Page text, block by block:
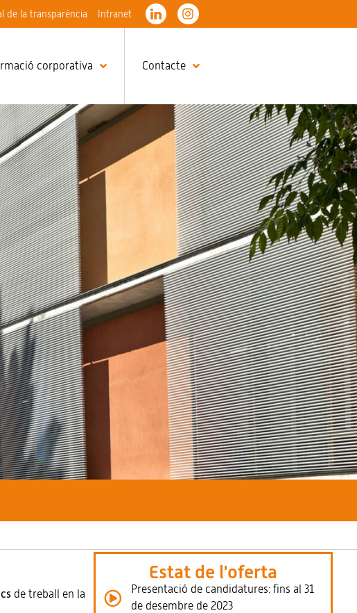
de la transparència Intranet
corporativa Contacte
de treball en la
Estat de l'oferta
Presentació de candidatures: fins al 31
de desembre de 2023